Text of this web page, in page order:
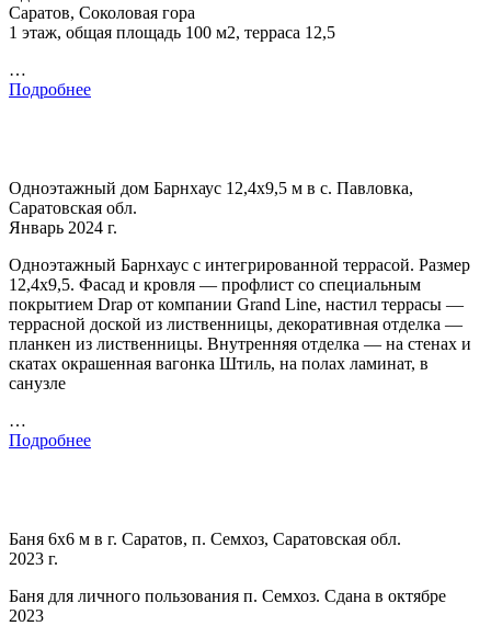
Саратов, Соколовая гора
1 этаж, общая площадь 100 м2, терраса 12,5
…
Подробнее
Одноэтажный дом Барнхаус 12,4х9,5 м в с. Павловка,
Саратовская обл.
Январь 2024 г.
Одноэтажный Барнхаус с интегрированной террасой. Размер
12,4х9,5. Фасад и кровля — профлист со специальным
покрытием Drap от компании Grand Line, настил террасы —
террасной доской из лиственницы, декоративная отделка —
планкен из лиственницы. Внутренняя отделка — на стенах и
скатах окрашенная вагонка Штиль, на полах ламинат, в
санузле
…
Подробнее
Баня 6х6 м в г. Саратов, п. Семхоз, Саратовская обл.
2023 г.
Баня для личного пользования п. Семхоз. Сдана в октябре
2023